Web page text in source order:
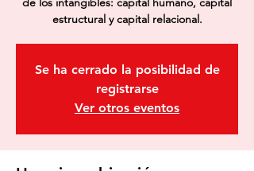
Se ha cerrado la posibilidad de
registrarse
Ver otros eventos